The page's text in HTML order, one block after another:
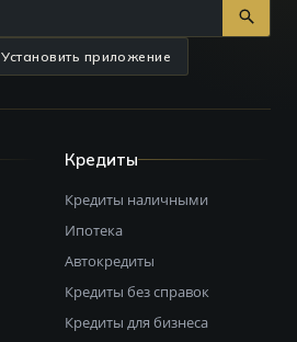
Установить приложение
Кредиты
Кредиты наличными
Ипотека
Автокредиты
Кредиты без справок
Кредиты для бизнеса